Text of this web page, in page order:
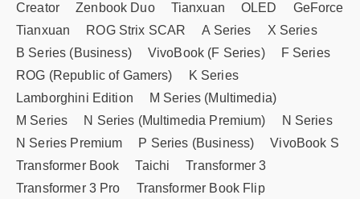
Creator
Zenbook Duo Tianxuan OLED
GeForce
Tianxuan
ROG Strix SCAR A Series
X Series
B Series (Business)
VivoBook (F Series)
F Series
ROG (Republic of Gamers)
K Series
Lamborghini Edition
M Series (Multimedia)
M Series
N Series (Multimedia Premium)
N Series
N Series Premium
P Series (Business)
VivoBook S
Transformer Book
Taichi
Transformer 3
Transformer 3 Pro
Transformer Book Flip